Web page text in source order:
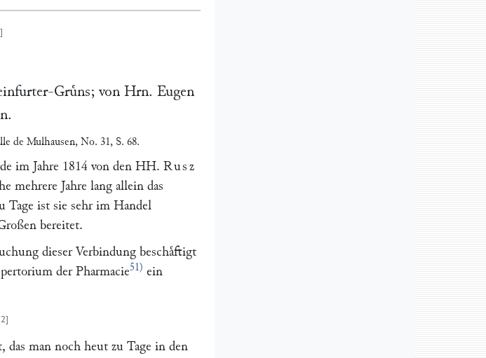
Gruͤns; von Hrn. Eugen
.
de Mulhausen, No. 31, S. 68.
im Jahre 1814 von den HH. Rusz
mehrere Jahre lang allein das
Tage ist sie sehr im Handel
bereitet.
dieser Verbindung beschaͤftigt
der Pharmacie51) ein
das man noch heut zu Tage in den